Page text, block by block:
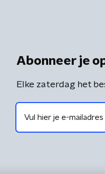
Abonneer je
Elke zaterdag het